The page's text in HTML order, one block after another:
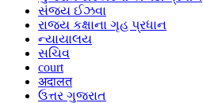
સંજય ઈઝવા
રાજ્ય કક્ષાના ગૃહ પ્રધાન
ન્યાયાલય
સચિવ
court
अदालत
ઉત્તર ગુજરાત